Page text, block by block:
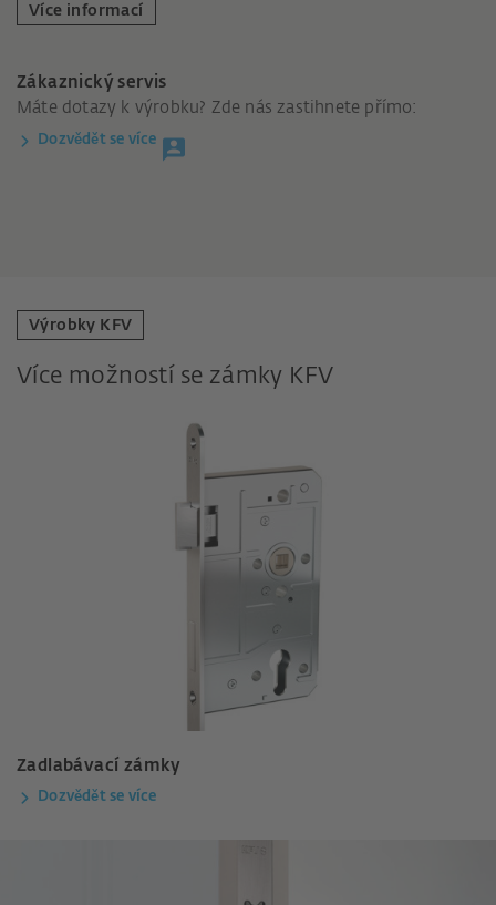
Více informací
Zákaznický servis
Máte dotazy k výrobku? Zde nás zastihnete přímo:
Dozvědět se více
Výrobky KFV
Více možností se zámky KFV
Zadlabávací zámky
Dozvědět se více